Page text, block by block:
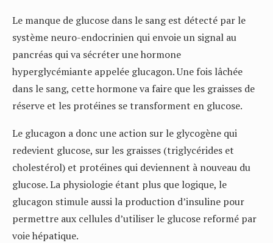
Le manque de glucose dans le sang est détecté par le
système neuro-endocrinien qui envoie un signal au
pancréas qui va sécréter une hormone
hyperglycémiante appelée glucagon. Une fois lâchée
dans le sang, cette hormone va faire que les graisses de
réserve et les protéines se transforment en glucose.
Le glucagon a donc une action sur le glycogène qui
redevient glucose, sur les graisses (triglycérides et
cholestérol) et protéines qui deviennent à nouveau du
glucose. La physiologie étant plus que logique, le
glucagon stimule aussi la production d’insuline pour
permettre aux cellules d’utiliser le glucose reformé par
voie hépatique.